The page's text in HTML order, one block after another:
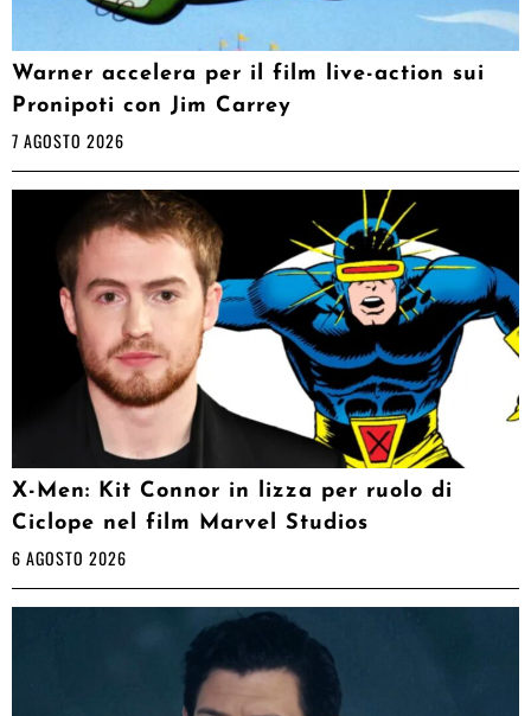
Warner accelera per il film live-action sui
Pronipoti con Jim Carrey
7 AGOSTO 2026
X-Men: Kit Connor in lizza per ruolo di
Ciclope nel film Marvel Studios
6 AGOSTO 2026